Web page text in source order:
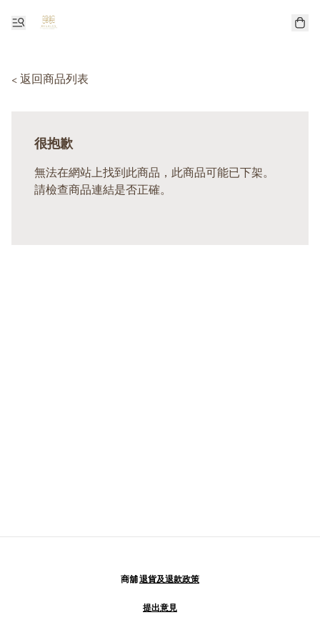
< 返回商品列表
很抱歉
無法在網站上找到此商品，此商品可能已下架。
請檢查商品連結是否正確。
商舖退貨及退款政策
提出意見